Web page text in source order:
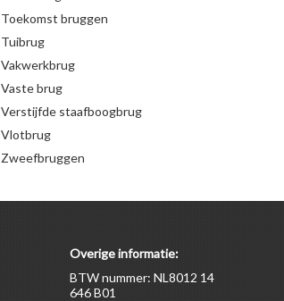
Toekomst bruggen
Tuibrug
Vakwerkbrug
Vaste brug
Verstijfde staafboogbrug
Vlotbrug
Zweefbruggen
Overige informatie:
BTW nummer: NL8012 14
646 B01